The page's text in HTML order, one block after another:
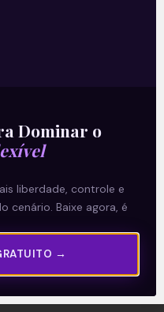
Dominar o
liberdade, controle e
cenário. Baixe agora, é
→